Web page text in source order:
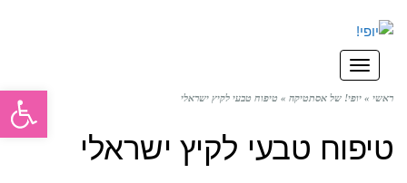
תפריט
ראשי » יופי! של אסתטיקה » טיפוח טבעי לקיץ ישראלי
טיפוח טבעי לקיץ ישראלי
פתח